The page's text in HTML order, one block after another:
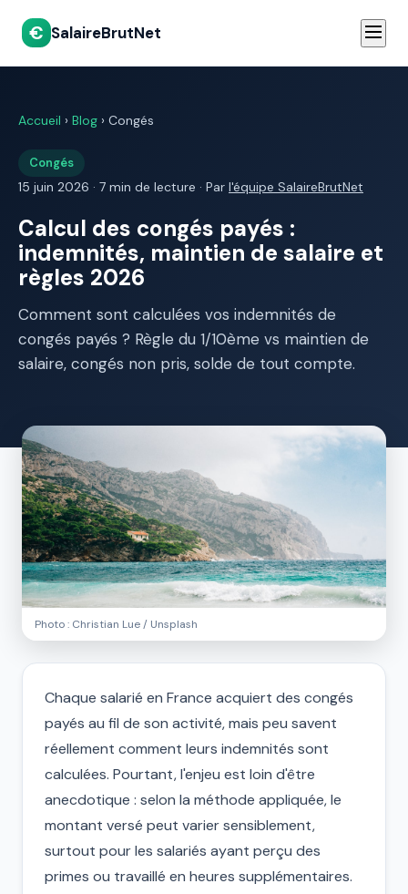
€ SalaireBrutNet
Accueil › Blog › Congés
Congés
15 juin 2026 · 7 min de lecture · Par l'équipe SalaireBrutNet
Calcul des congés payés :
indemnités, maintien de salaire et
règles 2026
Comment sont calculées vos indemnités de
congés payés ? Règle du 1/10ème vs maintien de
salaire, congés non pris, solde de tout compte.
Photo : Christian Lue/ Unsplash
Chaque salarié en France acquiert des congés
payés au fil de son activité, mais peu savent
réellement comment leurs indemnités sont
calculées. Pourtant, l'enjeu est loin d'être
anecdotique : selon la méthode appliquée, le
montant versé peut varier sensiblement,
surtout pour les salariés ayant perçu des
primes ou travaillé en heures supplémentaires.